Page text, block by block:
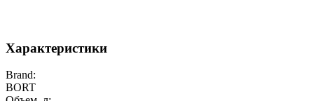
Характеристики
Brand:
BORT